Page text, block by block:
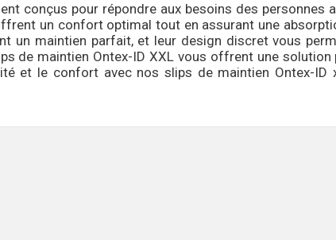
conçus pour répondre aux besoins des personnes
un confort optimal tout en assurant une
un maintien parfait, et leur design discret vous
de maintien Ontex-ID XXL vous offrent une
et le confort avec nos slips de maintien Ontex-ID